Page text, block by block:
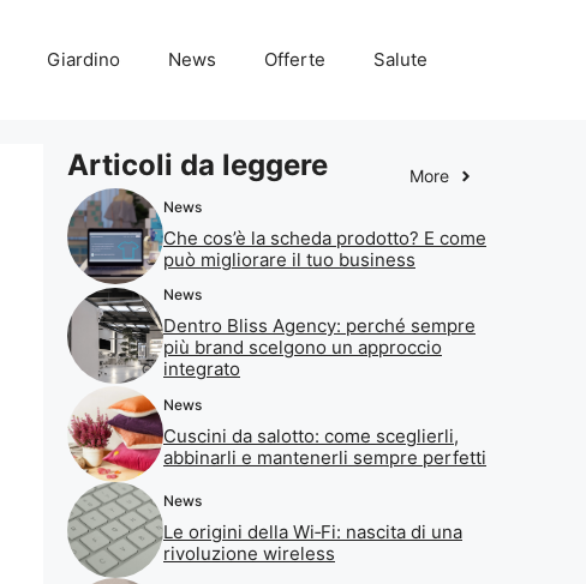
Giardino News Offerte Salute
Articoli da leggere More
News
Che cos’è la scheda prodotto? E come
può migliorare il tuo business
News
Dentro Bliss Agency: perché sempre
più brand scelgono un approccio
integrato
News
Cuscini da salotto: come sceglierli,
abbinarli e mantenerli sempre perfetti
News
Le origini della Wi‑Fi: nascita di una
rivoluzione wireless